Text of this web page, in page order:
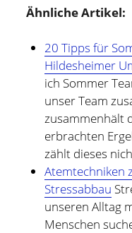
Ähnliche Artikel:
20 Tipps für
Hildesheimer
ich Sommer
unser Team
zusammenhält
erbrachten
zählt dieses
Atemtechniken
Stressabbau
unseren Alltag
Menschen